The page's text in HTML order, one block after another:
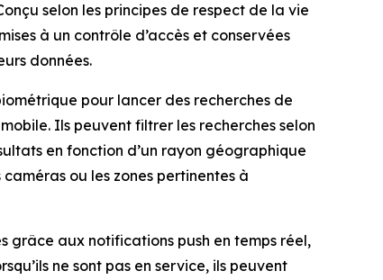
selon les principes de respect de la vie
à un contrôle d’accès et conservées
données.
pour lancer des recherches de
Ils peuvent filtrer les recherches selon
en fonction d’un rayon géographique
ou les zones pertinentes à
grâce aux notifications push en temps réel,
ne sont pas en service, ils peuvent